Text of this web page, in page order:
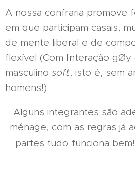
A nossa confraria promove
em que participam casais,
de mente liberal e de
flexível (Com Interação gØy
masculino soft, isto é, sem
homens!).
Alguns integrantes são
ménage, com as regras já
partes tudo funciona